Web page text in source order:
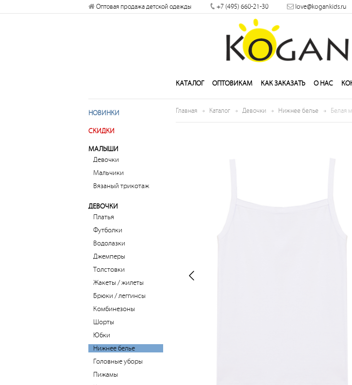
Разрешите сайту kogankids.ru
отправлять вам уведомления на
Разрешить
Оптовая продажа детской одежды +7 (495) 660-21-30 love@kogankids.ru
КАТАЛОГ ОПТОВИКАМ КАК ЗАКАЗАТЬ О НАС
НОВИНКИ
СКИДКИ
МАЛЫШИ
Девочки
Мальчики
Вязаный трикотаж
ДЕВОЧКИ
Платья
Футболки
Водолазки
Джемперы
Толстовки
Жакеты / жилеты
Брюки / леггинсы
Комбинезоны
Шорты
Юбки
Нижнее белье
Головные уборы
Пижамы
Главная Каталог Девочки Нижнее белье Белая